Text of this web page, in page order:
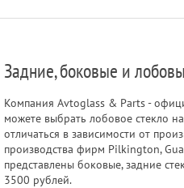
Задние, боковые и
Компания Avtoglass & Parts -
можете выбрать лобовое стекло
отличаться в зависимости от
производства фирм Pilkington,
представлены боковые, задние
3500 рублей.